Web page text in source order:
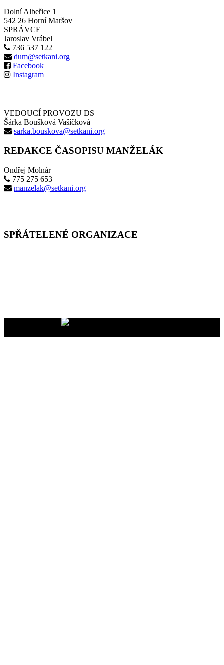
Dolní Albeřice 1
542 26 Horní Maršov
SPRÁVCE
Jaroslav Vrábel
736 537 122
dum@setkani.org
Facebook
Instagram
VEDOUCÍ PROVOZU DS
Šárka Boušková Vašíčková
sarka.bouskova@setkani.org
REDAKCE ČASOPISU MANŽELÁK
Ondřej Molnár
775 275 653
manzelak@setkani.org
SPŘÁTELENÉ ORGANIZACE